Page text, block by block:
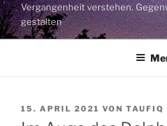
Vergangenheit verstehen.
gestalten
VERÖFFENTLICHT
AM
15. APRIL 2021 VON TAUFIQ